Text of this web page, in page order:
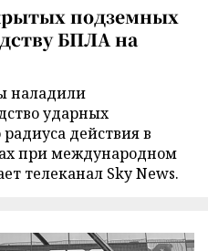
подземных
БПЛА на
наладили
ударных
действия в
при международном
телеканал Sky News.